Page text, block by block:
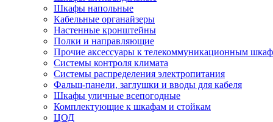
Шкафы напольные
Кабельные органайзеры
Настенные кронштейны
Полки и направляющие
Прочие аксессуары к телекоммуникационным
Системы контроля климата
Системы распределения электропитания
Фальш-панели, заглушки и вводы для кабеля
Шкафы уличные всепогодные
Комплектующие к шкафам и стойкам
ЦОД